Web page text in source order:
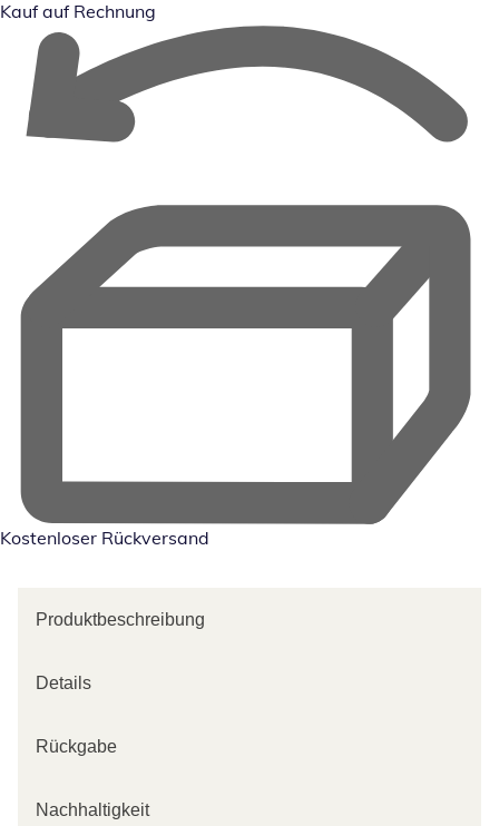
Kauf auf Rechnung
Kostenloser Rückversand
Produktbeschreibung
Details
Rückgabe
Nachhaltigkeit